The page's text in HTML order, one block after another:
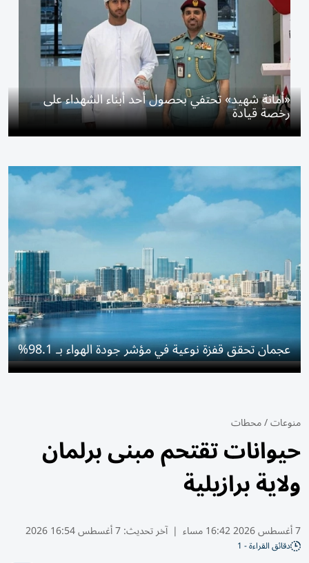
«أمانة شهيد» تحتفي بحصول أحد أبناء الشهداء على
رخصة قيادة
عجمان تحقق قفزة نوعية في مؤشر جودة الهواء بـ 98.1%
منوعات/محطات
حيوانات تقتحم مبنى برلمان
ولاية برازيلية
7 أغسطس 2026 16:42 مساء | آخر تحديث:7 أغسطس 16:54 2026
دقائق القراءة - 1